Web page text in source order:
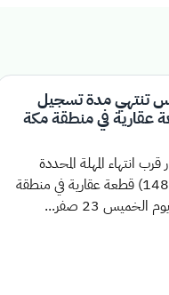
تنتهي مدة تسجيل
لـ(148) قطعة عقارية في منطقة مكة
انتهاء المهلة المحددة
للتسجيل العيني الأول لـ (148) قطعة عقارية في منطقة
23 صفر...